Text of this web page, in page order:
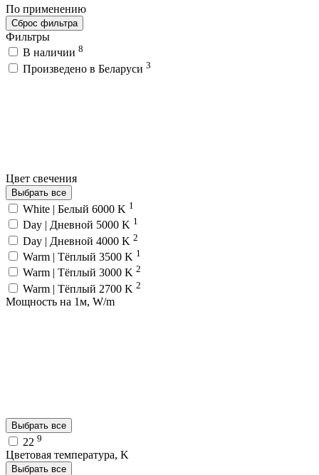
По применению
Сброс фильтра
Фильтры
В наличии 8
Произведено в Беларуси 3
Цвет свечения
Выбрать все
White | Белый 6000 K 1
Day | Дневной 5000 K 1
Day | Дневной 4000 K 2
Warm | Тёплый 3500 K 1
Warm | Тёплый 3000 K 2
Warm | Тёплый 2700 K 2
Мощность на 1м, W/m
Выбрать все
22 9
Цветовая температура, K
Выбрать все